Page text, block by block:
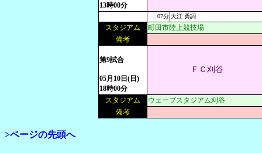
13時00分
07分 大江 勇詞
スタジアム
町田市陸上競技場
備考
第9試合
05月10日(日)
18時00分
ＦＣ刈谷
スタジアム
ウェーブスタジアム刈谷
備考
>ページの先頭へ